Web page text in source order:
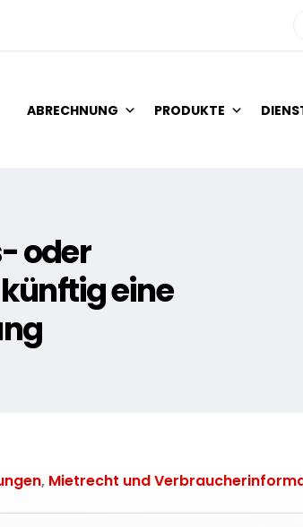
ABRECHNUNG PRODUKTE
oder
eine
, Mietrecht und